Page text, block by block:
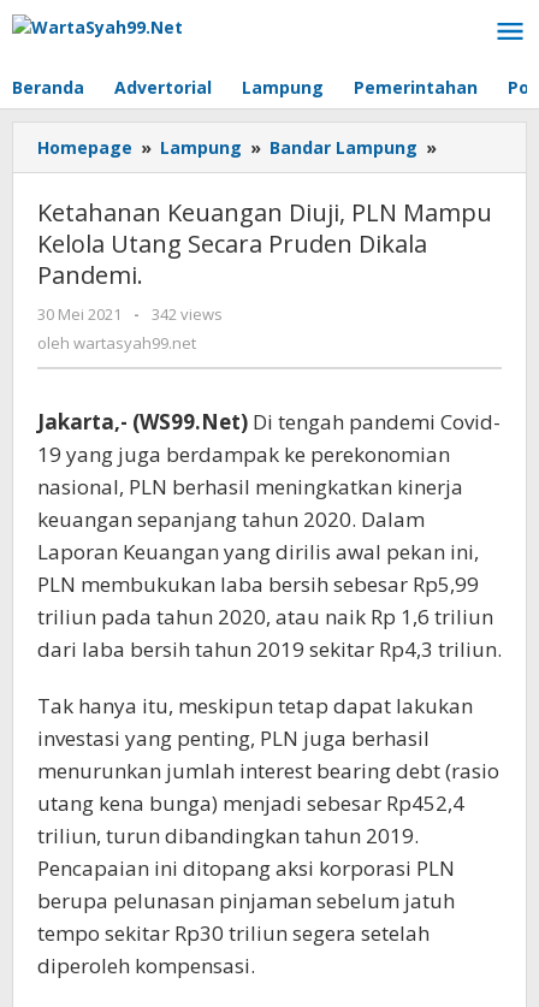
Lewati
ke
Beranda
Advertorial Lampung Pemerintahan
Homepage » Lampung » Bandar Lampung »
Keuangan
PLN
Dikala
Ketahanan Keuangan Diuji, PLN Mampu
Kelola Utang Secara Pruden Dikala
Pandemi.
30 Mei 2021
oleh
wartasyah99.net
-
342 views
oleh wartasyah99.net
Jakarta,- (WS99.Net) Di tengah pandemi Covid-
19 yang juga berdampak ke perekonomian
nasional, PLN berhasil meningkatkan kinerja
keuangan sepanjang tahun 2020. Dalam
Laporan Keuangan yang dirilis awal pekan ini,
PLN membukukan laba bersih sebesar Rp5,99
triliun pada tahun 2020, atau naik Rp 1,6 triliun
dari laba bersih tahun 2019 sekitar Rp4,3 triliun.
Tak hanya itu, meskipun tetap dapat lakukan
investasi yang penting, PLN juga berhasil
menurunkan jumlah interest bearing debt (rasio
utang kena bunga) menjadi sebesar Rp452,4
triliun, turun dibandingkan tahun 2019.
Pencapaian ini ditopang aksi korporasi PLN
berupa pelunasan pinjaman sebelum jatuh
tempo sekitar Rp30 triliun segera setelah
diperoleh kompensasi.